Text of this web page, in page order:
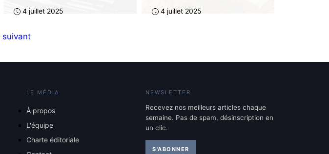
4 juillet 2025 4 juillet 2025
suivant
LE MÉDIA
À propos
L'équipe
Charte éditoriale
NEWSLETTER
Recevez nos meilleurs articles chaque
semaine. Pas de spam, désinscription en
un clic.
S'ABONNER